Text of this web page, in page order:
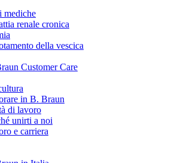
Scrivici per entrare subito in contatto
mediche
renale cronica
della vescica
Customer Care
in B. Braun
di lavoro
unirti a noi
e carriera